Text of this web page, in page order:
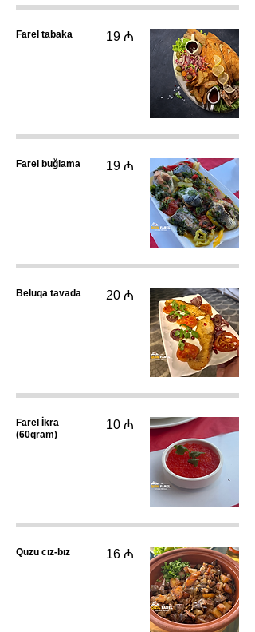
Farel tabaka 19 ₼
Farel buğlama 19 ₼
Beluqa tavada 20 ₼
Farel İkra
(60qram)
10 ₼
Quzu cız-bız 16 ₼